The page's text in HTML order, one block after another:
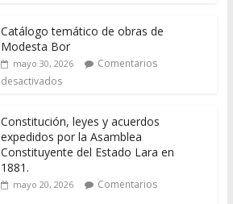
Catálogo temático de obras de
Modesta Bor
mayo 30, 2026
Comentarios
desactivados
Constitución, leyes y acuerdos
expedidos por la Asamblea
Constituyente del Estado Lara en
1881.
mayo 20, 2026
Comentarios